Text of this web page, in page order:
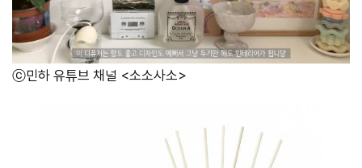
ⓒ민하 유튜브 채널 <소소사소>